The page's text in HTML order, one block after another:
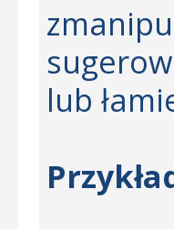
lub